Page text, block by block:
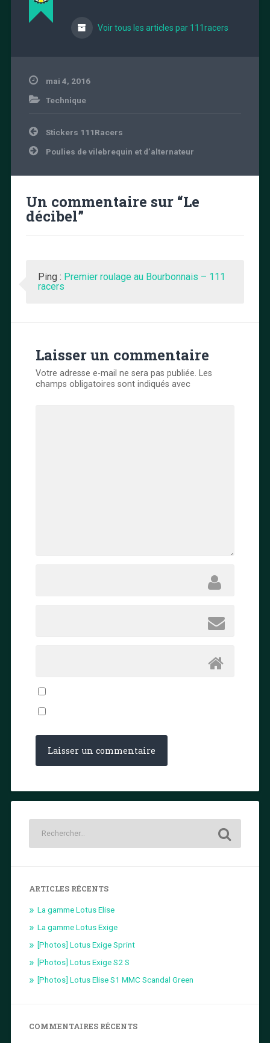
Voir tous les articles par 111racers
mai 4, 2016
Technique
Navigation
l’article
Stickers 111Racers
Poulies de vilebrequin et d’alternateur
Un commentaire sur “Le
décibel”
Ping : Premier roulage au Bourbonnais – 111
racers
Laisser un commentaire
Votre adresse e-mail ne sera pas publiée. Les
champs obligatoires sont indiqués avec
ARTICLES RÉCENTS
La gamme Lotus Elise
La gamme Lotus Exige
[Photos] Lotus Exige Sprint
[Photos] Lotus Exige S2 S
[Photos] Lotus Elise S1 MMC Scandal Green
COMMENTAIRES RÉCENTS